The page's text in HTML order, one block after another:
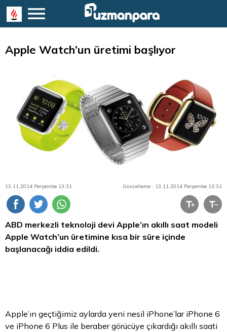
Apple Watch’un üretimi başlıyor
13.11.2014 Perşembe 13:31 Güncelleme : 13.11.2014 Perşembe 13:31
ABD merkezli teknoloji devi Apple’ın akıllı saat modeli
Apple Watch’un üretimine kısa bir süre içinde
başlanacağı iddia edildi.
Apple’ın geçtiğimiz aylarda yeni nesil iPhone’lar iPhone 6
ve iPhone 6 Plus ile beraber görücüye çıkardığı akıllı saati